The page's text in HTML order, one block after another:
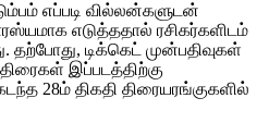
எப்படி வில்லன்களுடன்
எடுத்ததால் ரசிகர்களிடம்
டிக்கெட் முன்பதிவுகள்
இப்படத்திற்கு
28ம் திகதி திரையரங்குகளில்